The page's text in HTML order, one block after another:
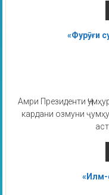
«Фурӯғи
Амри Президенти
кардани озмуни
«Илм-